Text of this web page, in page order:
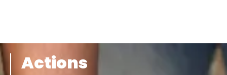
Actions